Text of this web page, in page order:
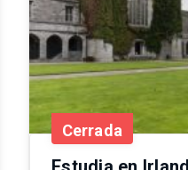
Cerrada